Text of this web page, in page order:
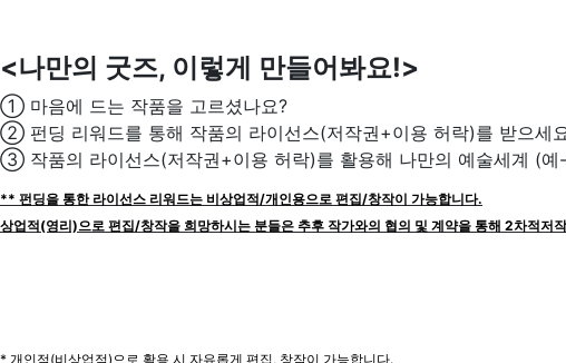
<나만의 굿즈, 이렇게 만들어봐요!>
① 마음에 드는 작품을 고르셨나요?
② 펀딩 리워드를 통해 작품의 라이선스(저작권+이용 허락)를 받으세
③ 작품의 라이선스(저작권+이용 허락)를 활용해 나만의 예술세계 (
** 펀딩을 통한 라이선스 리워드는 비상업적/개인용으로 편집/창작이 가능합니다.
상업적(영리)으로 편집/창작을 희망하시는 분들은 추후 작가와의 협의 및 계약을 통해 2차적저
* 개인적(비상업적)으로 활용 시 자유롭게 편집, 창작이 가능합니다.